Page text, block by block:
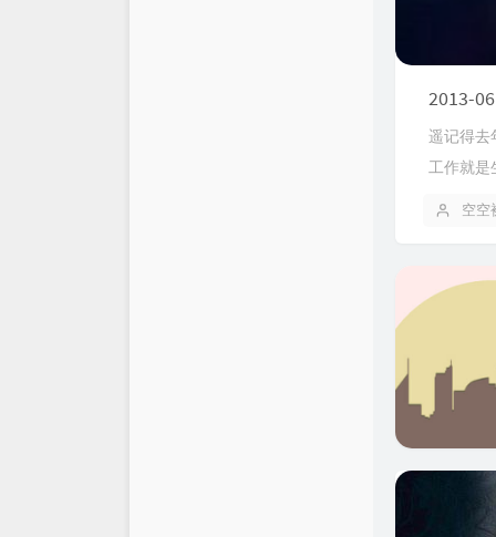
2013-06
遥记得去
工作就是
空空